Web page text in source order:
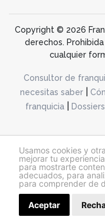
Usamos cookies y
mejorar tu
para mostrarte
adecuados, para
para comprender de
Aceptar
Copyright © 2026
derechos.
cualquier
Consultor de
necesitas saber
franquicia|
@franquiciashoy.es |Aviso